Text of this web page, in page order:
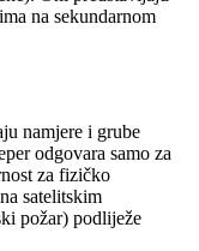
na sekundarnom
namjere i grube
odgovara samo za
za fizičko
satelitskim
požar) podliježe